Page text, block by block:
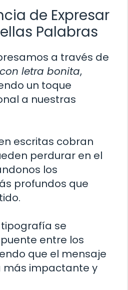
de Expresar
Palabras
a través de
letra bonita,
un toque
a nuestras
escritas cobran
perdurar en el
los
profundos que
tipografía se
entre los
que el mensaje
más impactante y